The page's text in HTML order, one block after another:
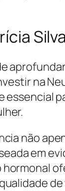
na
essencial
não
em